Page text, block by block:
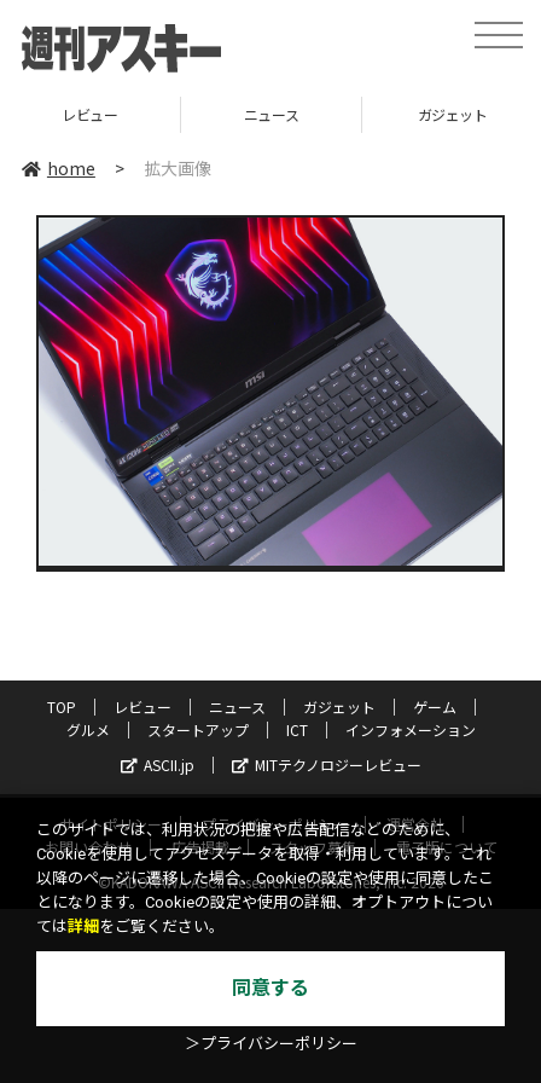
toggle
レビュー ニュース ガジェット
home > 拡大画像
TOP レビュー ニュース ガジェット
ゲーム
グルメ
スタートアップ ICT
インフォメーション
ASCII.jp
MITテクノロジーレビュー
サイトポリシー プライバシーポリシー
運営会社
お問い合わせ
広告掲載 スタッフ募集
電子版について
©KADOKAWA ASCII Research Laboratories, Inc. 2026
このサイトでは、利用状況の把握や広告配信などのために、
Cookieを使用してアクセスデータを取得・利用しています。これ
以降のページに遷移した場合、Cookieの設定や使用に同意したこ
とになります。Cookieの設定や使用の詳細、オプトアウトについ
ては詳細 をご覧ください。
同意する
＞プライバシーポリシー